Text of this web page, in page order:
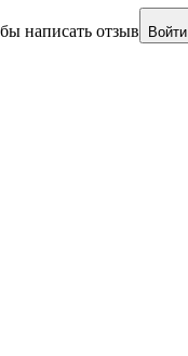
написать отзыв Войти